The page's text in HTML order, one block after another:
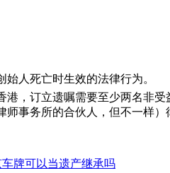
人死亡时生效的法律行为。
，订立遗嘱需要至少两名非
事务所的合伙人，但不一样）
牌可以当遗产继承吗